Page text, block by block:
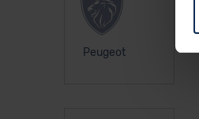
Peugeot